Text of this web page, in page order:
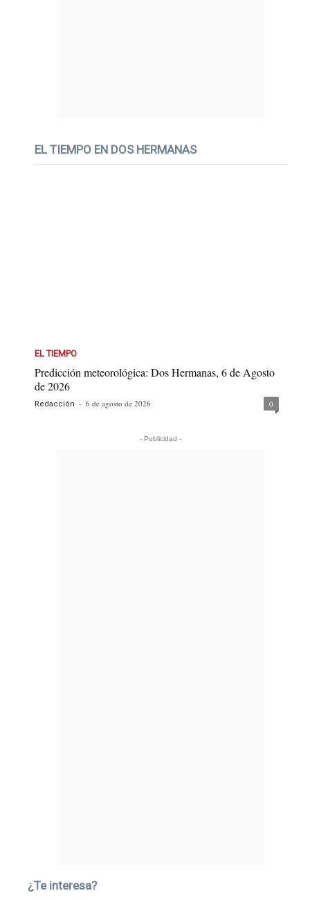
EL TIEMPO EN DOS HERMANAS
EL TIEMPO
Predicción meteorológica: Dos Hermanas, 6 de Agosto
de 2026
Redacción - 6 de agosto de 2026 0
- Publicidad -
¿Te interesa?